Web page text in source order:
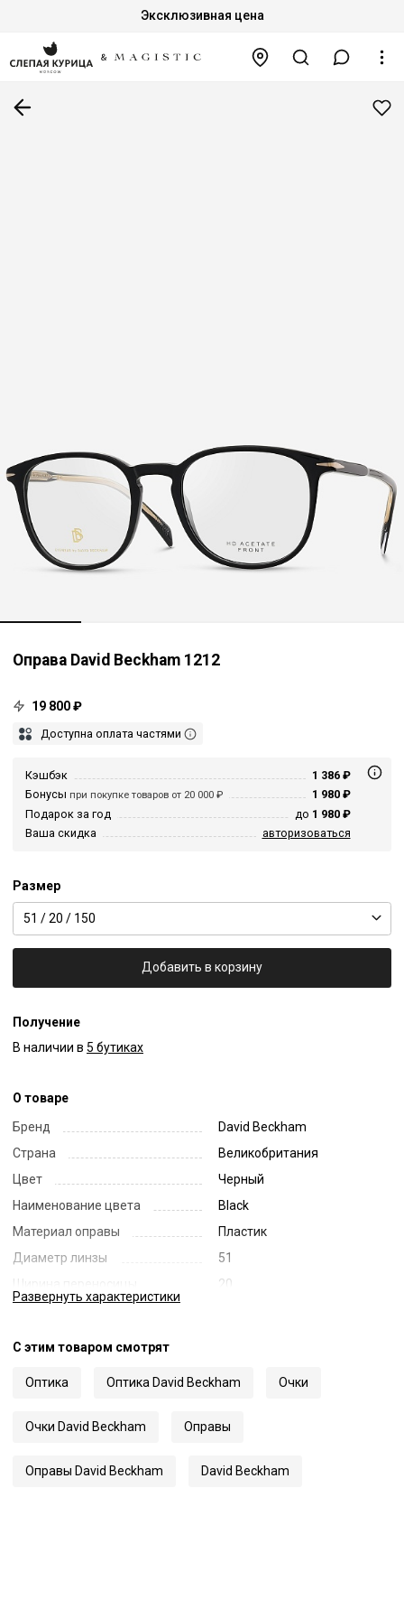
Эксклюзивная цена
Оправа David Beckham 1212
19 800 ₽
Доступна оплата частями
Кэшбэк
1 386 ₽
Бонусы при покупке товаров от 20 000 ₽
1 980 ₽
Подарок за год
до 1 980 ₽
Ваша скидка
авторизоваться
Размер
51 / 20 / 150
Добавить в корзину
Получение
В наличии в 5 бутиках
О товаре
Бренд
David Beckham
Страна
Великобритания
Цвет
Черный
Наименование цвета
Black
Материал оправы
Пластик
Диаметр линзы
51
20
Развернуть характеристики
С этим товаром смотрят
Оптика Оптика David Beckham Очки
Очки David Beckham Оправы
Оправы David Beckham David Beckham